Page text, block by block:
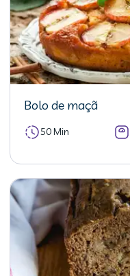
Bolo de maçã
50 Min